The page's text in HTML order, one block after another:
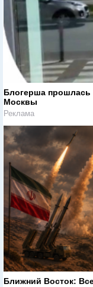
Блогерша
Москвы
Реклама
Ближний Восток: